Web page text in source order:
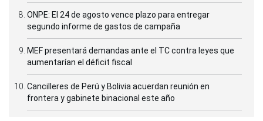
ONPE: El 24 de agosto vence plazo para entregar
segundo informe de gastos de campaña
MEF presentará demandas ante el TC contra leyes que
aumentarían el déficit fiscal
Cancilleres de Perú y Bolivia acuerdan reunión en
frontera y gabinete binacional este año